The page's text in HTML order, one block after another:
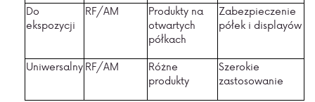
Do
ekspozycji
RF/AM
Produkty na
otwartych
półkach
Zabezpieczenie
półek i displayów
UniwersalnyRF/AM
Różne
produkty
Szerokie
zastosowanie